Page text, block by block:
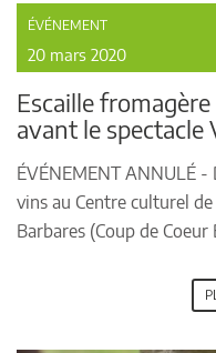
ÉVÉNEMENT
20 mars 2020
Escaille
avant le spectacle
ÉVÉNEMENT ANNULÉ
vins au Centre culturel
Barbares (Coup de Coeur